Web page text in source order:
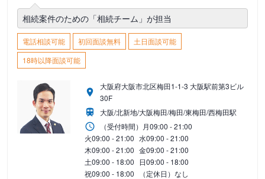
相続案件のための「相続チーム」が担当
電話相談可能 初回面談無料
土日面談可能
18時以降面談可能
大阪府大阪市北区梅田1-1-3 大阪駅前第3ビル
30F
大阪/北新地/大阪梅田/梅田/東梅田/西梅田駅
（受付時間） 月09:00 - 21:00
火09:00 - 21:00 水09:00 - 21:00
木09:00 - 21:00 金09:00 - 21:00
土09:00 - 18:00 日09:00 - 18:00
祝09:00 - 18:00 （定休日）なし